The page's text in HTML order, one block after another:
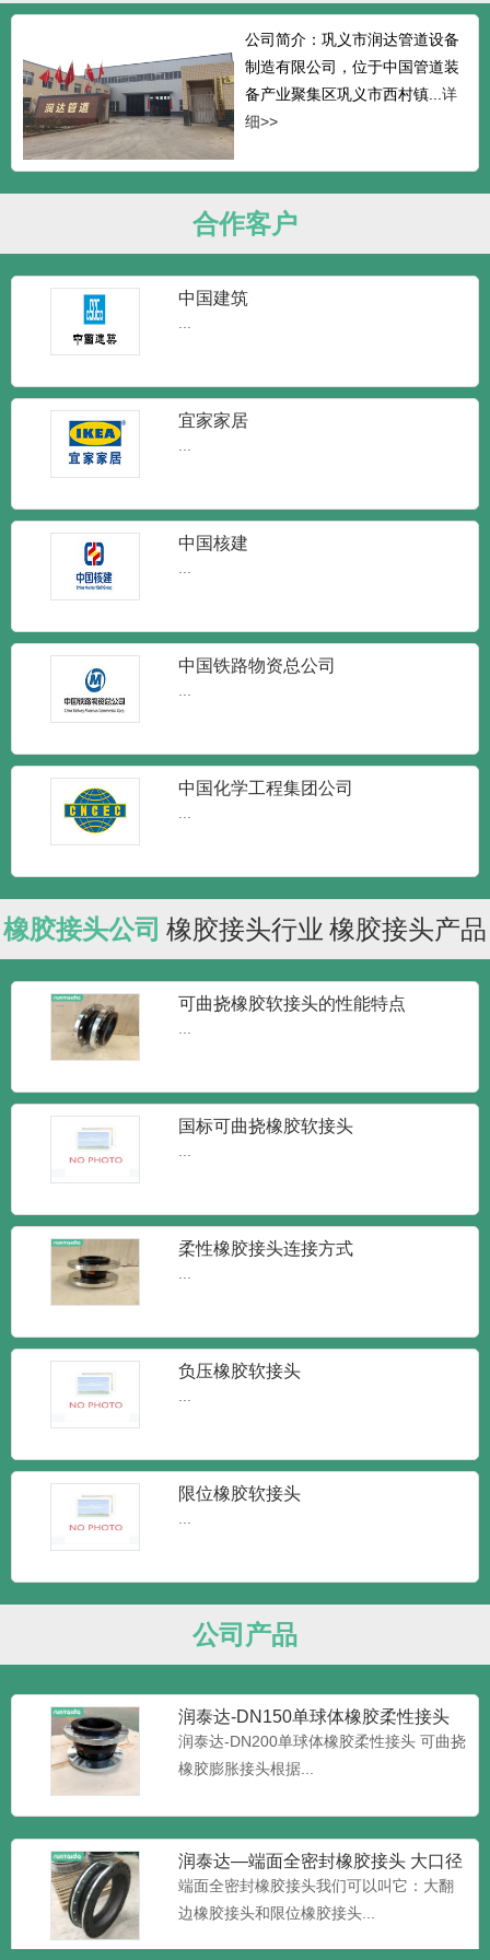
公司简介：巩义市润达管道设备
制造有限公司，位于中国管道装
备产业聚集区巩义市西村镇... 详
细>>
合作客户
中国建筑
...
宜家家居
...
中国核建
...
中国铁路物资总公司
...
中国化学工程集团公司
...
橡胶接头公司
新闻
橡胶接头行业
新闻
橡胶接头产品
知识
可曲挠橡胶软接头的性能特点
...
国标可曲挠橡胶软接头
...
柔性橡胶接头连接方式
...
负压橡胶软接头
...
限位橡胶软接头
...
公司产品
润泰达-橡胶接头单球体弹性橡胶软接
头橡胶接头又可称为：...
橡胶接头
润泰达-JGD可曲挠橡胶接头 耐高温橡胶接
润泰达-DN150单球体橡胶柔性接头
可曲挠橡胶膨胀接头
润泰达-DN200单球体橡胶柔性接头 可曲挠
橡胶膨胀接头根据...
润泰达—端面全密封橡胶接头 大口径
加限位橡胶接头 大翻边橡
端面全密封橡胶接头我们可以叫它：大翻
边橡胶接头和限位橡胶接头...